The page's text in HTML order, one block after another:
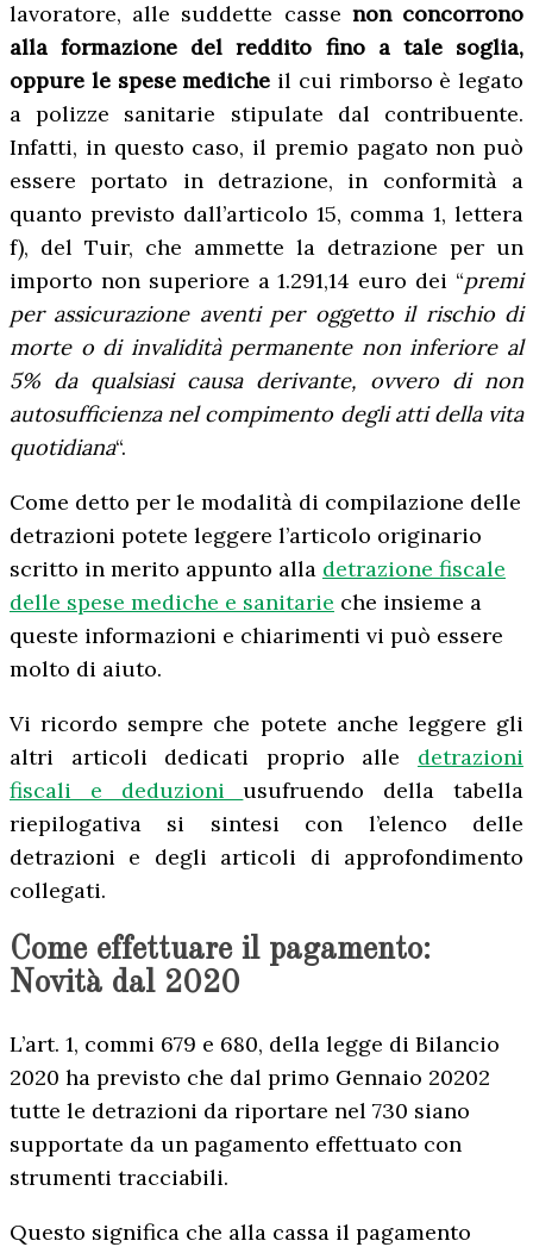
lavoratore, alle suddette casse non concorrono
alla formazione del reddito fino a tale soglia,
oppure le spese mediche il cui rimborso è legato
a polizze sanitarie stipulate dal contribuente.
Infatti, in questo caso, il premio pagato non può
essere portato in detrazione, in conformità a
quanto previsto dall’articolo 15, comma 1, lettera
f), del Tuir, che ammette la detrazione per un
importo non superiore a 1.291,14 euro dei “premi
per assicurazione aventi per oggetto il rischio di
morte o di invalidità permanente non inferiore al
5% da qualsiasi causa derivante, ovvero di non
autosufficienza nel compimento degli atti della vita
quotidiana“.
Come detto per le modalità di compilazione delle
detrazioni potete leggere l’articolo originario
scritto in merito appunto alla detrazione fiscale
delle spese mediche e sanitarie che insieme a
queste informazioni e chiarimenti vi può essere
molto di aiuto.
Vi ricordo sempre che potete anche leggere gli
altri articoli dedicati proprio alle detrazioni
fiscali e deduzioniusufruendo della tabella
riepilogativa si sintesi con l’elenco delle
detrazioni e degli articoli di approfondimento
collegati.
Come effettuare il pagamento:
Novità dal 2020
L’art. 1, commi 679 e 680, della legge di Bilancio
2020 ha previsto che dal primo Gennaio 20202
tutte le detrazioni da riportare nel 730 siano
supportate da un pagamento effettuato con
strumenti tracciabili.
Questo significa che alla cassa il pagamento